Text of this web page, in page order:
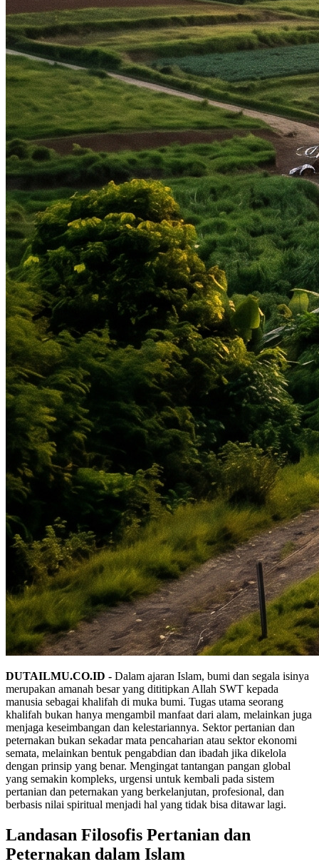
DUTAILMU.CO.ID - Dalam ajaran Islam, bumi dan segala isinya
merupakan amanah besar yang dititipkan Allah SWT kepada
manusia sebagai khalifah di muka bumi. Tugas utama seorang
khalifah bukan hanya mengambil manfaat dari alam, melainkan juga
menjaga keseimbangan dan kelestariannya. Sektor pertanian dan
peternakan bukan sekadar mata pencaharian atau sektor ekonomi
semata, melainkan bentuk pengabdian dan ibadah jika dikelola
dengan prinsip yang benar. Mengingat tantangan pangan global
yang semakin kompleks, urgensi untuk kembali pada sistem
pertanian dan peternakan yang berkelanjutan, profesional, dan
berbasis nilai spiritual menjadi hal yang tidak bisa ditawar lagi.
Landasan Filosofis Pertanian dan
Peternakan dalam Islam